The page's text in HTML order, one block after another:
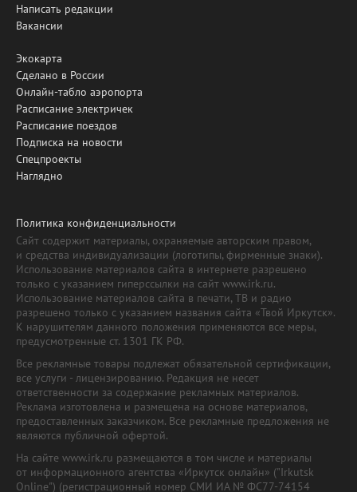
Написать редакции
Вакансии
Экокарта
Сделано в России
Онлайн-табло аэропорта
Расписание электричек
Расписание поездов
Подписка на новости
Спецпроекты
Наглядно
Политика конфиденциальности
Сайт содержит материалы, охраняемые авторским правом,
и средства индивидуализации (логотипы, фирменные знаки).
Использование материалов сайта в интернете разрешено
только с указанием гиперссылки на сайт www.irk.ru.
Использование материалов сайта в печати, ТВ и радио
разрешено только с указанием названия сайта «Твой Иркутск».
К нарушителям данного положения применяются все меры,
предусмотренные ст. 1301 ГК РФ.
Все рекламные товары подлежат обязательной сертификации,
все услуги - лицензированию. Редакция не несет
ответственности за содержание рекламных материалов.
Реклама изготовлена и размещена на основе материалов,
предоставленных заказчиком. Все рекламные предложения не
являются публичной офертой.
На сайте www.irk.ru размещаются в том числе и материалы
от информационного агентства «Иркутск онлайн» ("Irkutsk
Online") (регистрационный номер СМИ ИА № ФС77-74154